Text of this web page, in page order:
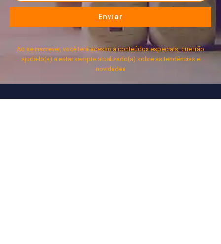
Enviar
Ao se inscrever, você terá acesso a conteúdos especiais, que irão
ajudá-lo(a) a estar sempre atualizado(a) sobre as tendências e
novidades